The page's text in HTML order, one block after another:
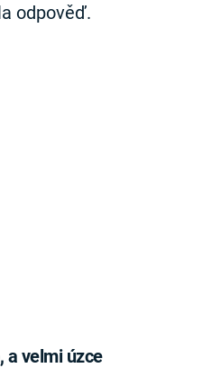
odpověď.
a velmi úzce